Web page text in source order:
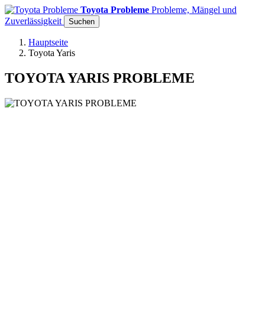
Toyota Probleme Probleme, Mängel und
Zuverlässigkeit
Suchen
Hauptseite
Toyota Yaris
TOYOTA YARIS PROBLEME